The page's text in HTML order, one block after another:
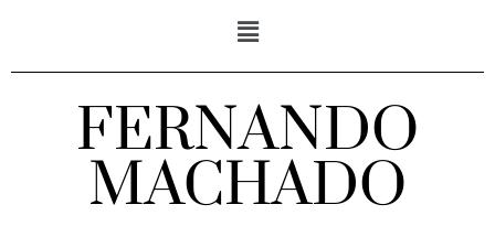
FERNANDO
MACHADO